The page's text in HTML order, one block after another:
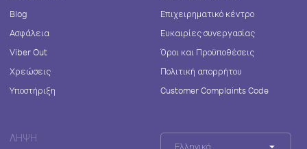
Blog
Ασφάλεια
Viber Out
Χρεώσεις
Υποστήριξη
Επιχειρηματικό κέντρο
Ευκαιρίες συνεργασίας
Όροι και Προϋποθέσεις
Πολιτική απορρήτου
Customer Complaints Code
ΛΉΨΗ
Ελληνικά